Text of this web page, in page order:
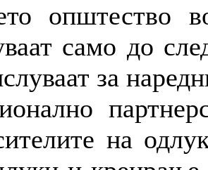
општество
само до
за
на